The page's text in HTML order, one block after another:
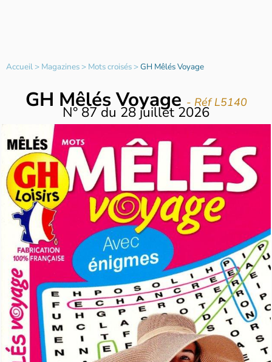
Accueil> Magazines> Mots croisés>GH Mêlés Voyage
GH Mêlés Voyage - Réf L5140
N°87du 28 juillet 2026